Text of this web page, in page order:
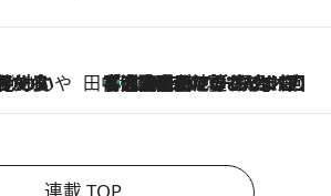
喫
を掴む新緑のテリーヌ 田中稲の勝手に再ブーム
2026.8.7
「湘南乃風に憧れて」観客大盛上がりの“タオル回し”に、ラッパー顔負けの高速歌唱まで…さだまさし（74）のアグレッシブすぎる現在地